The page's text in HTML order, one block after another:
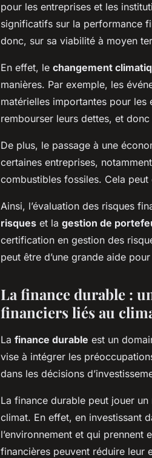
pour les entreprises et les
significatifs sur la performance
donc, sur sa viabilité à moyen
En effet, le changement
manières. Par exemple, les
matérielles importantes pour
rembourser leurs dettes, et
De plus, le passage à une
certaines entreprises,
combustibles fossiles. Cela
Ainsi, l’évaluation des risques
risques et la gestion de
certification en gestion des
peut être d’une grande aide
La finance durable :
financiers liés au
La finance durable est un
vise à intégrer les
dans les décisions
La finance durable peut jouer
climat. En effet, en investissant
l’environnement et qui
financières peuvent réduire leur